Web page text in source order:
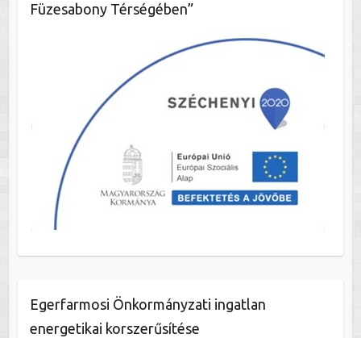
Füzesabony Térségében”
Egerfarmosi Önkormányzati ingatlan
energetikai korszerűsítése